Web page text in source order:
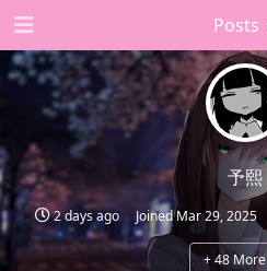
予熙
2 days ago JoinedMar 29, 2025
+48More
Posts